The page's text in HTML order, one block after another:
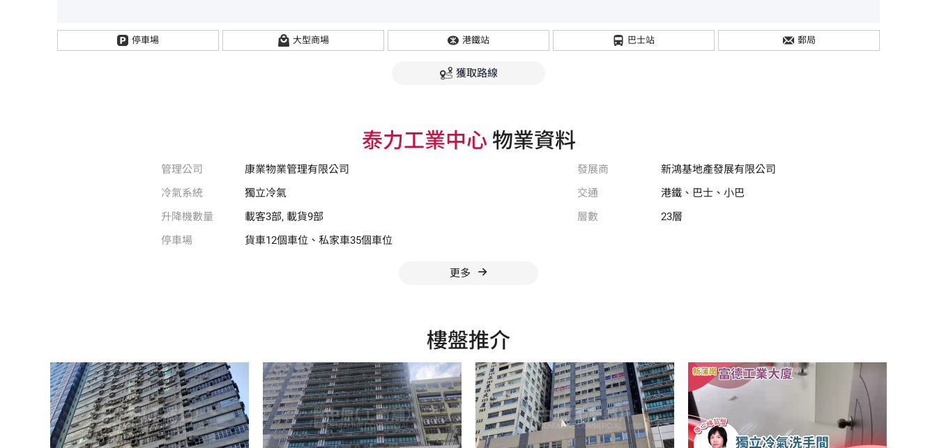
停車場 大型商場 港鐵站 巴士站 郵局
獲取路線
泰力工業中心 物業資料
管理公司 康業物業管理有限公司 發展商
新鴻基地產發展有限公司
冷氣系統
獨立冷氣 交通
港鐵、巴士、小巴
升降機數量
載客3部, 載貨9部 層數
23層
停車場
貨車12個車位、私家車35個車位
更多
樓盤推介